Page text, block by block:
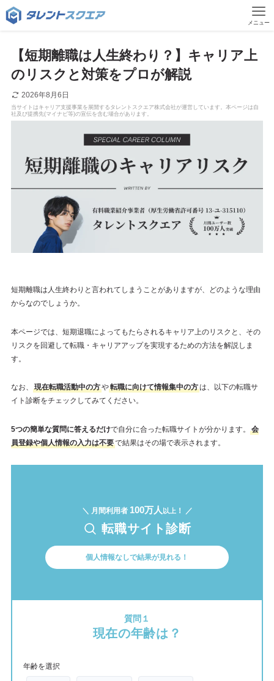
メニュー
【短期離職は人生終わり？】キャリア上
のリスクと対策をプロが解説
2026年8月6日
短期離職は人生終わりと言われてしまうことがありますが、どのような理由
からなのでしょうか。
本ページでは、短期退職によってもたらされるキャリア上のリスクと、その
リスクを回避して転職・キャリアアップを実現するための方法を解説しま
す。
なお、 現在転職活動中の方や転職に向けて情報集中の方は、以下の転職サ
イト診断をチェックしてみてください。
5つの簡単な質問に答えるだけで自分に合った転職サイトが分かります。
会
員登録や個人情報の入力は不要で結果はその場で表示されます。
＼ 月間利用者 100万人 以上！ ／
転職サイト診断
個人情報なしで結果が見れる！
質問１
現在の年齢は？
年齢を選択